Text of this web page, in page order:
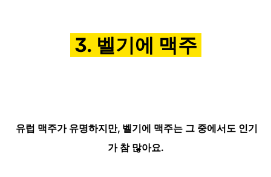
3. 벨기에 맥주
유럽 맥주가 유명하지만, 벨기에 맥주는 그 중에서도 인기
가 참 많아요.